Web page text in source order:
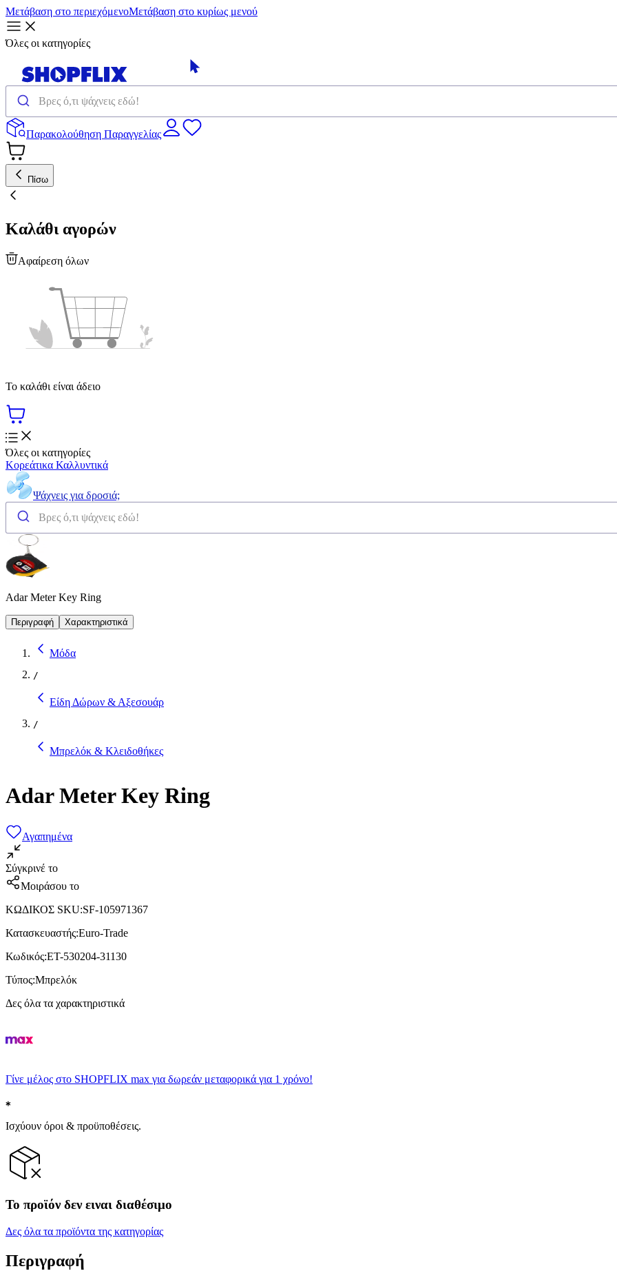
Μετάβαση στο περιεχόμενοΜετάβαση στο κυρίως μενού
Όλες οι κατηγορίες
Παρακολούθηση Παραγγελίας
Πίσω
Καλάθι αγορών
Αφαίρεση όλων
Το καλάθι είναι άδειο
Όλες οι κατηγορίες
Κορεάτικα Καλλυντικά
Ψάχνεις για δροσιά;
Adar Meter Key Ring
Περιγραφή Χαρακτηριστικά
Μόδα
/
Είδη Δώρων & Αξεσουάρ
/
Μπρελόκ & Κλειδοθήκες
Adar Meter Key Ring
Αγαπημένα
Σύγκρινέ το
Μοιράσου το
ΚΩΔΙΚΟΣ SKU:SF-105971367
Κατασκευαστής:Euro-Trade
Κωδικός:ET-530204-31130
Τύπος:Μπρελόκ
Δες όλα τα χαρακτηριστικά
Γίνε μέλος στο SHOPFLIX max για δωρεάν μεταφορικά για 1 χρόνο!
Ισχύουν όροι & προϋποθέσεις.
Το προϊόν δεν ειναι διαθέσιμο
Δες όλα τα προϊόντα της κατηγορίας
Περιγραφή